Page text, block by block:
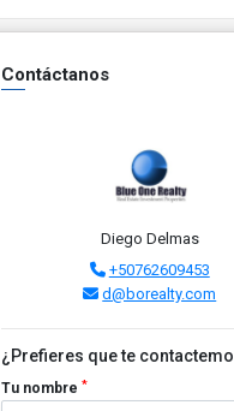
Contáctanos
Diego Delmas
+50762609453
d@borealty.com
¿Prefieres que te
Tu nombre *